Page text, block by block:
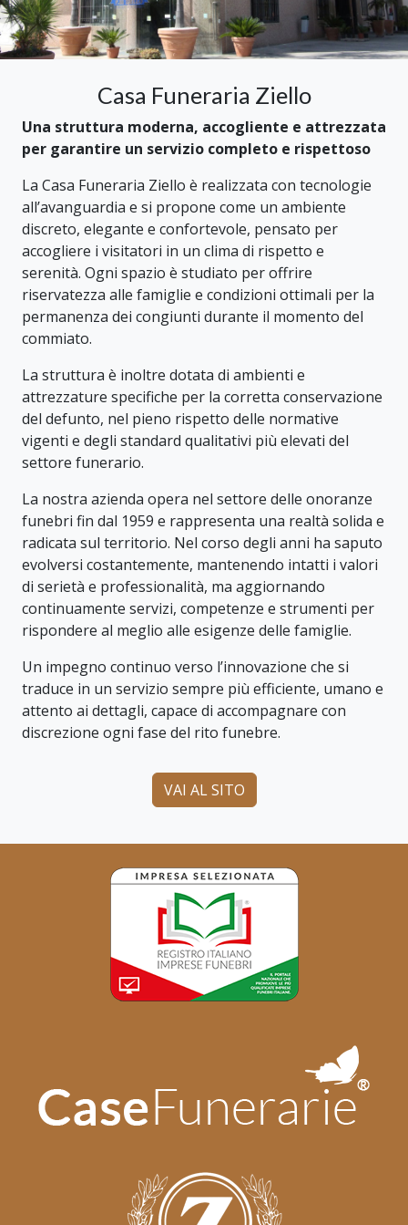
Casa Funeraria Ziello
Una struttura moderna, accogliente e attrezzata
per garantire un servizio completo e rispettoso
La Casa Funeraria Ziello è realizzata con tecnologie
all’avanguardia e si propone come un ambiente
discreto, elegante e confortevole, pensato per
accogliere i visitatori in un clima di rispetto e
serenità. Ogni spazio è studiato per offrire
riservatezza alle famiglie e condizioni ottimali per la
permanenza dei congiunti durante il momento del
commiato.
La struttura è inoltre dotata di ambienti e
attrezzature specifiche per la corretta conservazione
del defunto, nel pieno rispetto delle normative
vigenti e degli standard qualitativi più elevati del
settore funerario.
La nostra azienda opera nel settore delle onoranze
funebri fin dal 1959 e rappresenta una realtà solida e
radicata sul territorio. Nel corso degli anni ha saputo
evolversi costantemente, mantenendo intatti i valori
di serietà e professionalità, ma aggiornando
continuamente servizi, competenze e strumenti per
rispondere al meglio alle esigenze delle famiglie.
Un impegno continuo verso l’innovazione che si
traduce in un servizio sempre più efficiente, umano e
attento ai dettagli, capace di accompagnare con
discrezione ogni fase del rito funebre.
VAI AL SITO